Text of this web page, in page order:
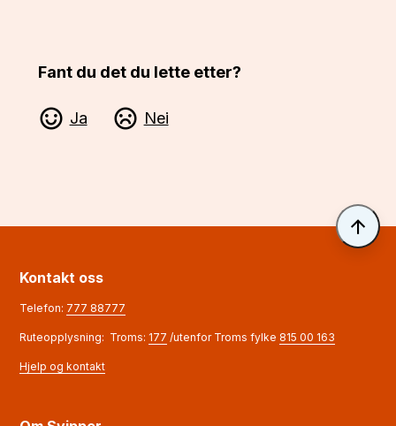
Fant du det du lette etter?
Ja Nei
Til
Kontakt oss
Telefon: 777 88777
Ruteopplysning: Troms: 177 /utenfor Troms fylke 815 00 163
Hjelp og kontakt